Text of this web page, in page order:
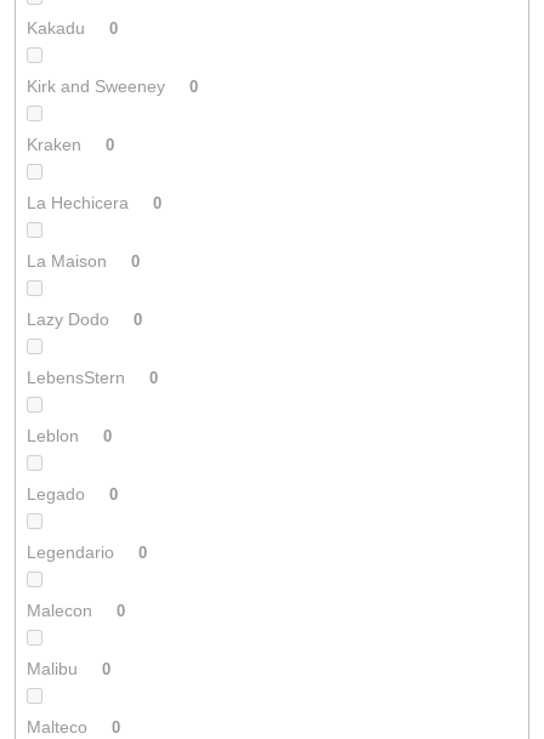
Kakadu 0
Kirk and Sweeney 0
Kraken 0
La Hechicera 0
La Maison 0
Lazy Dodo 0
LebensStern 0
Leblon 0
Legado 0
Legendario 0
Malecon 0
Malibu 0
Malteco 0